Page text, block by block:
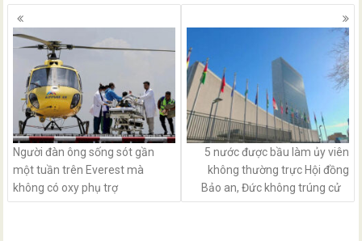
Posts
navigation
Người đàn ông sống sót gần
một tuần trên Everest mà
không có oxy phụ trợ
5 nước được bầu làm ủy viên
không thường trực Hội đồng
Bảo an, Đức không trúng cử